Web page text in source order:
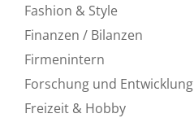
Fashion & Style
Finanzen / Bilanzen
Firmenintern
Forschung und Entwicklung
Freizeit & Hobby